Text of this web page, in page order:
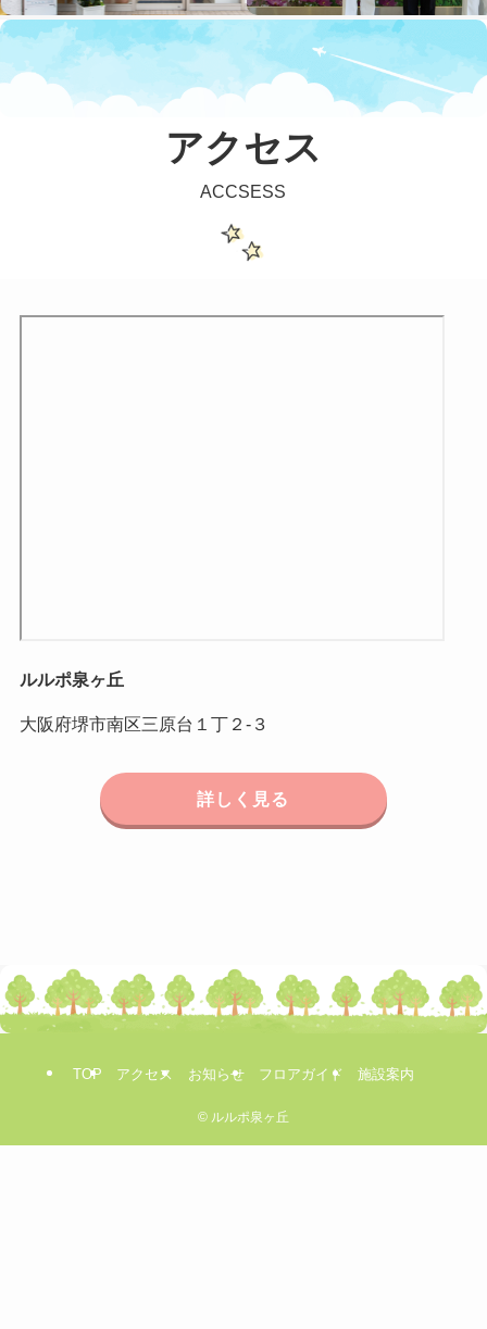
アクセス
ACCSESS
ルルポ泉ヶ丘
大阪府堺市南区三原台１丁２-３
詳しく見る
TOP アクセス お知らせ フロアガイド 施設案内
© ルルポ泉ヶ丘